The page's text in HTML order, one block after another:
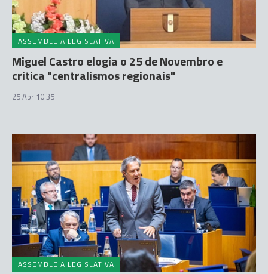
ASSEMBLEIA LEGISLATIVA
Miguel Castro elogia o 25 de Novembro e
critica "centralismos regionais"
25 Abr 10:35
ASSEMBLEIA LEGISLATIVA